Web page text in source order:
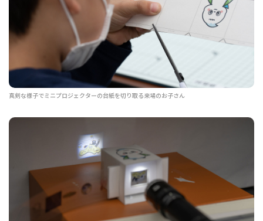
真剣な様子でミニプロジェクターの台紙を切り取る来場のお子さん